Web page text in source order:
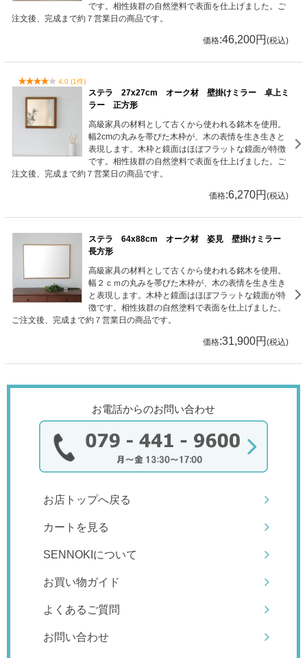
です。相性抜群の自然塗料で表面を仕上げました。ご
注文後、完成まで約７営業日の商品です。
価格:46,200円 (税込)
4.0 (1件)
ステラ 27x27cm オーク材 壁掛けミラー 卓上ミ
ラー 正方形
高級家具の材料として古くから使われる銘木を使用。
幅2cmの丸みを帯びた木枠が、木の表情を生き生きと
表現します。木枠と鏡面はほぼフラットな鏡面が特徴
です。相性抜群の自然塗料で表面を仕上げました。ご
注文後、完成まで約７営業日の商品です。
価格:6,270円 (税込)
ステラ 64x88cm オーク材 姿見 壁掛けミラー
長方形
高級家具の材料として古くから使われる銘木を使用。
幅２ｃｍの丸みを帯びた木枠が、木の表情を生き生き
と表現します。木枠と鏡面はほぼフラットな鏡面が特
徴です。相性抜群の自然塗料で表面を仕上げました。
ご注文後、完成まで約７営業日の商品です。
価格:31,900円 (税込)
お電話からのお問い合わせ
お店トップへ戻る
カートを見る
SENNOKIについて
お買い物ガイド
よくあるご質問
お問い合わせ